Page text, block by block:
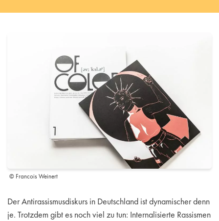
© Francois Weinert
Der Antirassismusdiskurs in Deutschland ist dynamischer denn
je. Trotzdem gibt es noch viel zu tun: Internalisierte Rassismen